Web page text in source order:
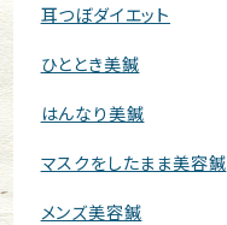
耳つぼダイエット
ひととき美鍼
はんなり美鍼
マスクをしたまま美容鍼
メンズ美容鍼